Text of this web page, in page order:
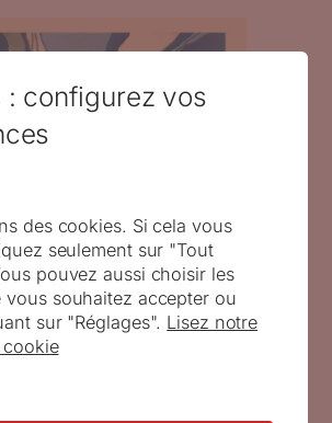
: configurez vos
des cookies. Si cela vous
seulement sur "Tout
pouvez aussi choisir les
vous souhaitez accepter ou
sur "Réglages". Lisez notre